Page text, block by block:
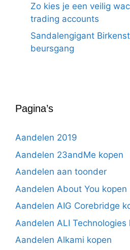
Zo kies je een veilig
trading accounts
Sandalengigant
beursgang
Pagina’s
Aandelen 2019
Aandelen 23andMe kopen
Aandelen aan toonder
Aandelen About You kopen
Aandelen AIG Corebridge
Aandelen ALI Technologies
Aandelen Alkami kopen